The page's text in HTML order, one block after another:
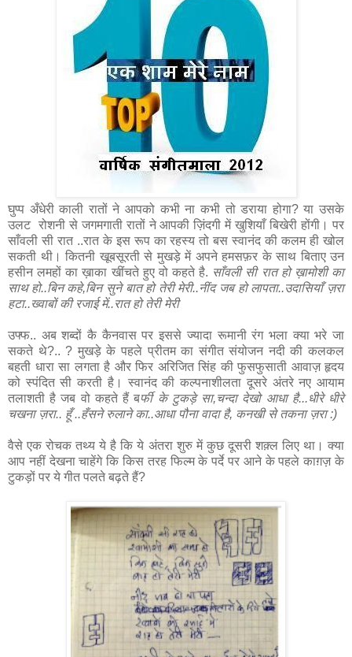
घुप्प अँधेरी काली रातों ने आपको कभी ना कभी तो डराया होगा? या उसके
उलट रोशनी से जगमगाती रातों ने आपकी ज़िंदगी में खुशियाँ बिखेरी होंगी। पर
साँवली सी रात ..रात के इस रूप का रहस्य तो बस स्वानंद की कलम ही खोल
सकती थी। कितनी खूबसूरती से मुखड़े में अपने हमसफ़र के साथ बिताए उन
हसीन लमहों का ख़ाका खींचते हुए वो कहते है. साँवली सी रात हो ख़ामोशी का
साथ हो..बिन कहे,बिन सुने बात हो तेरी मेरी..नींद जब हो लापता..उदासियाँ ज़रा
हटा..ख्वाबों की रजाई में..रात हो तेरी मेरी
उफ्फ.. अब शब्दों कै कैनवास पर इससे ज्यादा रूमानी रंग भला क्या भरे जा
सकते थे?.. ? मुखड़े के पहले प्रीतम का संगीत संयोजन नदी की कलकल
बहती धारा सा लगता है और फिर अरिजित सिंह की फुसफुसाती आवाज़ हृदय
को स्पंदित सी करती है। स्वानंद की कल्पनाशीलता दूसरे अंतरे नए आयाम
तलाशती है जब वो कहते हैं बर्फी के टुकड़े सा,चन्दा देखो आधा है...धीरे धीरे
चखना ज़रा.. हूँ ..हँसने रुलाने का..आधा पौना वादा है, कनखी से तकना ज़रा :)
वैसे एक रोचक तथ्य ये है कि ये अंतरा शुरु में कुछ दूसरी शक़्ल लिए था। क्या
आप नहीं देखना चाहेंगे कि किस तरह फिल्म के पर्दे पर आने के पहले काग़ज़ के
टुकड़ों पर ये गीत पलते बढ़ते हैं?